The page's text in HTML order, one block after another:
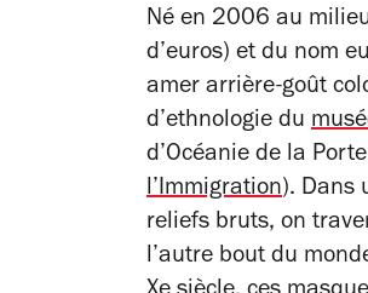
Né en 2006 au
d’euros) et du nom
amer arrière-goût
d’ethnologie du
d’Océanie de la
l’Immigration). Dans
reliefs bruts, on
l’autre bout du